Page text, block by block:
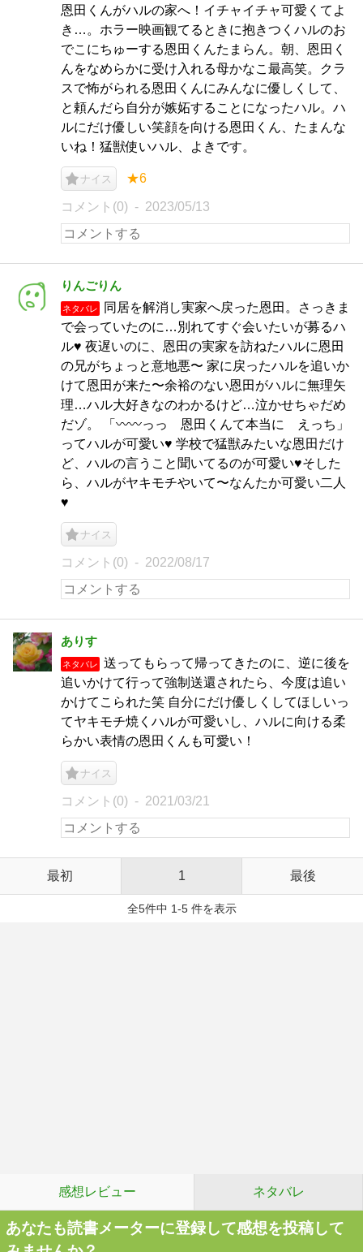
恩田くんがハルの家へ！イチャイチャ可愛くてよ
き…。ホラー映画観てるときに抱きつくハルのお
でこにちゅーする恩田くんたまらん。朝、恩田く
んをなめらかに受け入れる母かなこ最高笑。クラ
スで怖がられる恩田くんにみんなに優しくして、
と頼んだら自分が嫉妬することになったハル。ハ
ルにだけ優しい笑顔を向ける恩田くん、たまんな
いね！猛獣使いハル、よきです。
ナイス ★6
コメント(0) 2023/05/13
りんごりん
ネタバレ
同居を解消し実家へ戻った恩田。さっきま
で会っていたのに…別れてすぐ会いたいが募るハ
ル♥ 夜遅いのに、恩田の実家を訪ねたハルに恩田
の兄がちょっと意地悪〜 家に戻ったハルを追いか
けて恩田が来た〜余裕のない恩田がハルに無理矢
理…ハル大好きなのわかるけど…泣かせちゃだめ
だゾ。 「〰〰っっ 恩田くんて本当に えっち」
ってハルが可愛い♥ 学校で猛獣みたいな恩田だけ
ど、ハルの言うこと聞いてるのが可愛い♥そした
ら、ハルがヤキモチやいて〜なんたか可愛い二人
♥
ナイス
コメント(0) 2022/08/17
ありす
ネタバレ
送ってもらって帰ってきたのに、逆に後を
追いかけて行って強制送還されたら、今度は追い
かけてこられた笑 自分にだけ優しくしてほしいっ
てヤキモチ焼くハルが可愛いし、ハルに向ける柔
らかい表情の恩田くんも可愛い！
ナイス
コメント(0) 2021/03/21
最初 1 最後
全5件中 1-5 件を表示
感想レビュー ネタバレ
あなたも読書メーターに登録して感想を投稿して